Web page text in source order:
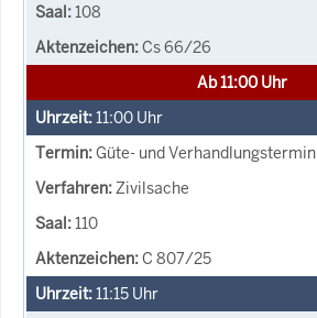
108
Cs 66/26
Ab 11:00 Uhr
11:00 Uhr
Güte- und Verhandlungstermin
Zivilsache
110
C 807/25
11:15 Uhr